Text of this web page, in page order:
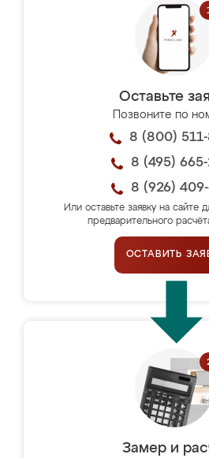
Оставьте
Позвоните по
8 (800)
8 (495)
8 (926)
Или оставьте заявку на сайте
предварительного
ОСТАВИТЬ
Замер и